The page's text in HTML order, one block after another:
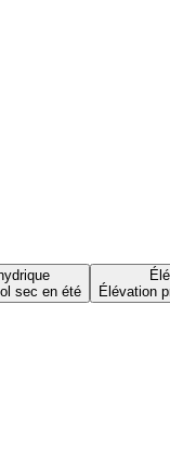
sec en été
Élévation